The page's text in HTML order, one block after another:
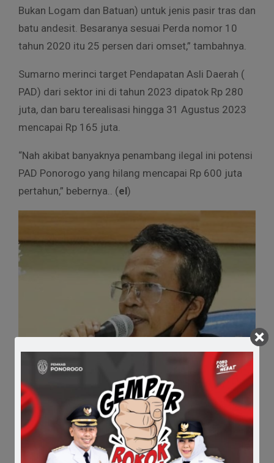
Bukan Logam dan Batuan) untuk jenis pasir tras dan
batu andesit. Besaranya sesuai Perda nomor 10
tahun 2020 itu 25 persen dari omset,” tambahnya.
Sumarno merinci target Pendapatan Asli Daerah (
PAD) dari sektor ini di tahun 2023 dipatok Rp 280
juta, dan baru terealisasi hingga 31 Agustus 2023
mencapai Rp 165 juta.
“Nah akibat banyaknya penambang ilegal ini potensi
PAD Ponorogo yang hilang mencapai Rp 600 juta
pertahun,” bebernya.. (el)